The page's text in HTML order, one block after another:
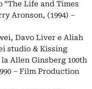
Life and Times
Aronson, (1994) –
Davo Liver e Aliah
studio & Kissing
Allen Ginsberg 100th
– Film Production